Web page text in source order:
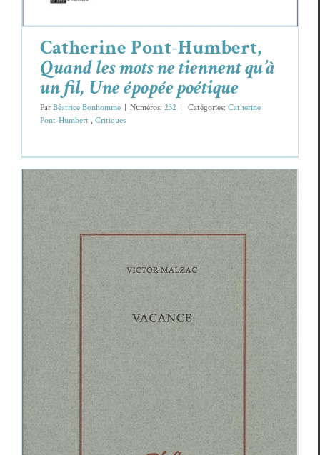
Catherine Pont-Humbert,
Quand les mots ne tiennent qu’à
un fil, Une épopée poétique
ParBéatrice Bonhomme | Numéros: 232 | Caté­gories: Cather­ine
Pont-Hum­bert , Cri­tiques
Victor Malzac, Vacance
Cri­tiques